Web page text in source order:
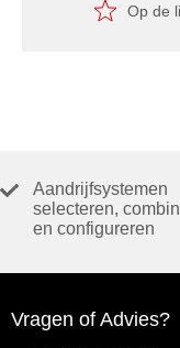
Op de
Aandrijfsystemen
selecteren,
en configureren
Vragen of Advies?